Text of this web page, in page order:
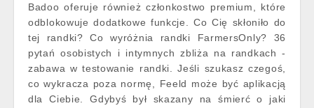
Badoo oferuje również członkostwo premium, które
odblokowuje dodatkowe funkcje. Co Cię skłoniło do
tej randki? Co wyróżnia randki FarmersOnly? 36
pytań osobistych i intymnych zbliża na randkach -
zabawa w testowanie randki. Jeśli szukasz czegoś,
co wykracza poza normę, Feeld może być aplikacją
dla Ciebie. Gdybyś był skazany na śmierć o jaki